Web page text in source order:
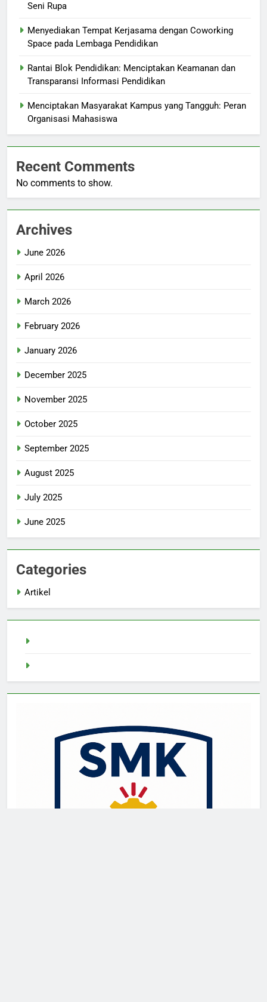
Seni Rupa
Menyediakan Tempat Kerjasama dengan Coworking
Space pada Lembaga Pendidikan
Rantai Blok Pendidikan: Menciptakan Keamanan dan
Transparansi Informasi Pendidikan
Menciptakan Masyarakat Kampus yang Tangguh: Peran
Organisasi Mahasiswa
Recent Comments
No comments to show.
Archives
June 2026
April 2026
March 2026
February 2026
January 2026
December 2025
November 2025
October 2025
September 2025
August 2025
July 2025
June 2025
Categories
Artikel